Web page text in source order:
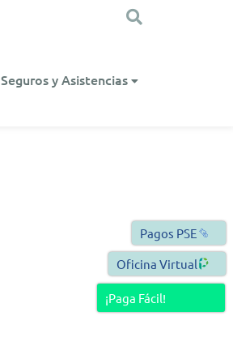
Seguros y Asistencias
¡Paga Fácil!
Oficina Virtual
Pagos PSE